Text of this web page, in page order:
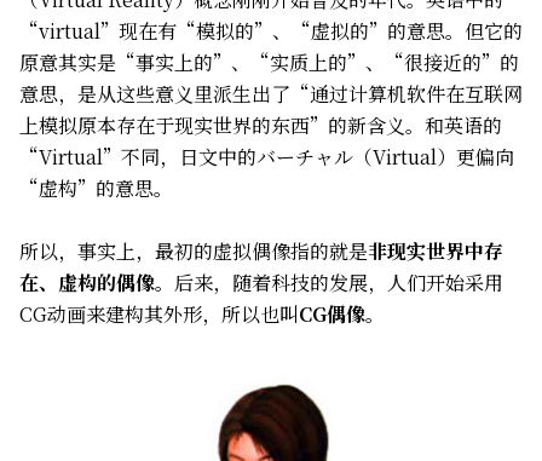
“virtual”现在有“模拟的”、“虚拟的”的意思。但它的
原意其实是“事实上的”、“实质上的”、“很接近的”的
意思，是从这些意义里派生出了“通过计算机软件在互联网
上模拟原本存在于现实世界的东西”的新含义。和英语的
“Virtual”不同，日文中的バーチャル（Virtual）更偏向
“虚构”的意思。
所以，事实上，最初的虚拟偶像指的就是非现实世界中存
在、虚构的偶像。后来，随着科技的发展，人们开始采用
CG动画来建构其外形，所以也叫CG偶像。